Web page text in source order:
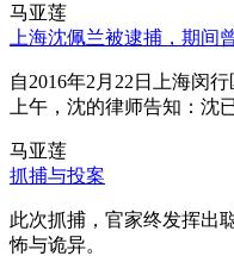
马亚莲
上海沈佩兰被逮捕，期间
自2016年2月22日上海闵
上午，沈的律师告知：沈
马亚莲
抓捕与投案
此次抓捕，官家终发挥出
怖与诡异。